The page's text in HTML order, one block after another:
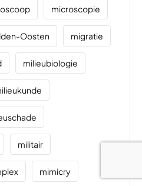
microscopie
Oosten migratie
milieubiologie
militair
mimicry